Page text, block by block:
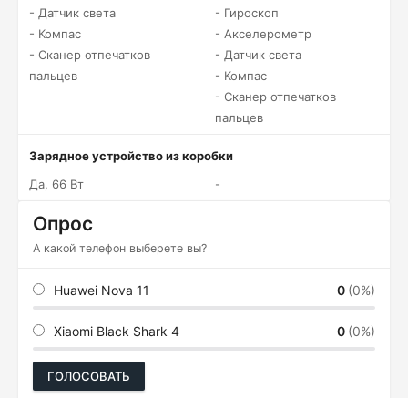
- Датчик света
- Компас
- Сканер отпечатков
пальцев
- Гироскоп
- Акселерометр
- Датчик света
- Компас
- Сканер отпечатков
пальцев
Зарядное устройство из коробки
Да, 66 Вт
-
Опрос
А какой телефон выберете вы?
Huawei Nova 11 0 (0%)
Xiaomi Black Shark 4 0 (0%)
ГОЛОСОВАТЬ